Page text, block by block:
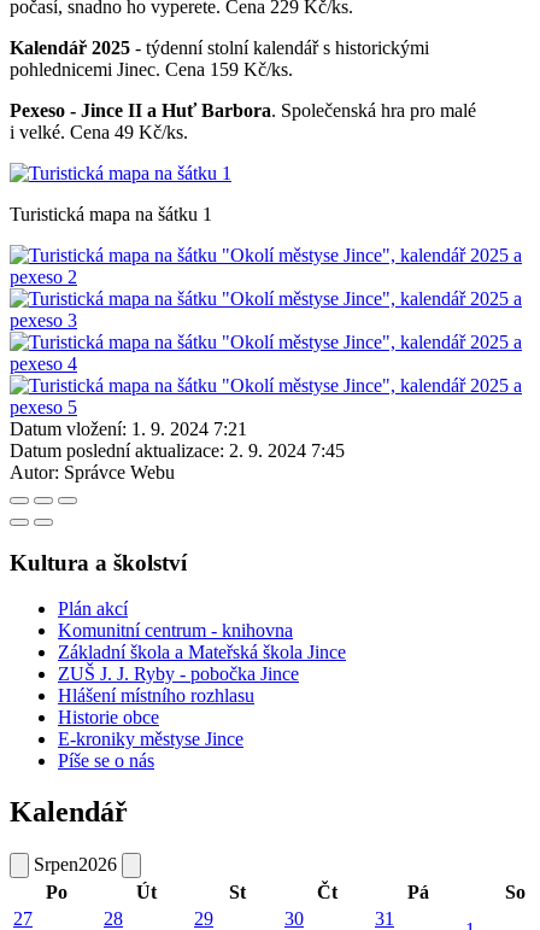
počasí, snadno ho vyperete. Cena 229 Kč/ks.
Kalendář 2025 - týdenní stolní kalendář s historickými
pohlednicemi Jinec. Cena 159 Kč/ks.
Pexeso - Jince II a Huť Barbora. Společenská hra pro malé
i velké. Cena 49 Kč/ks.
Turistická mapa na šátku 1
Datum vložení: 1. 9. 2024 7:21
Datum poslední aktualizace: 2. 9. 2024 7:45
Autor: Správce Webu
Kultura a školství
Plán akcí
Komunitní centrum - knihovna
Základní škola a Mateřská škola Jince
ZUŠ J. J. Ryby - pobočka Jince
Hlášení místního rozhlasu
Historie obce
E-kroniky městyse Jince
Píše se o nás
Kalendář
Srpen2026
Po
Út St Čt Pá
So
27
28 29 30 31